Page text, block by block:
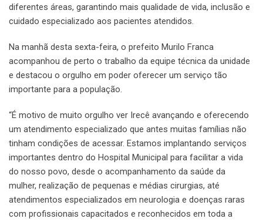
diferentes áreas, garantindo mais qualidade de vida, inclusão e
cuidado especializado aos pacientes atendidos.
Na manhã desta sexta-feira, o prefeito Murilo Franca
acompanhou de perto o trabalho da equipe técnica da unidade
e destacou o orgulho em poder oferecer um serviço tão
importante para a população.
“É motivo de muito orgulho ver Irecê avançando e oferecendo
um atendimento especializado que antes muitas famílias não
tinham condições de acessar. Estamos implantando serviços
importantes dentro do Hospital Municipal para facilitar a vida
do nosso povo, desde o acompanhamento da saúde da
mulher, realização de pequenas e médias cirurgias, até
atendimentos especializados em neurologia e doenças raras
com profissionais capacitados e reconhecidos em toda a